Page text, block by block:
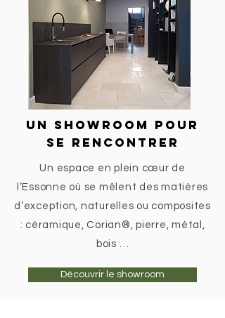
UN SHOWROOM POUr
se rencontrer
Un espace en plein cœur de
l’Essonne où se mêlent des matières
d’exception, naturelles ou composites
: céramique, Corian®, pierre, métal,
bois …
Découvrir le showroom